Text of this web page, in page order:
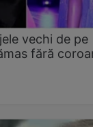
vechi de pe
fără